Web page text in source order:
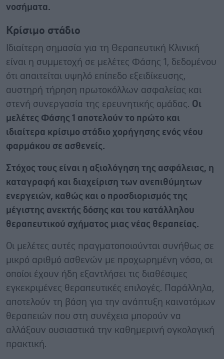
νοσήματα.
Κρίσιμο στάδιο
Ιδιαίτερη σημασία για τη Θεραπευτική Κλινική
είναι η συμμετοχή σε μελέτες Φάσης 1, δεδομένου
ότι απαιτείται υψηλό επίπεδο εξειδίκευσης,
αυστηρή τήρηση πρωτοκόλλων ασφαλείας και
στενή συνεργασία της ερευνητικής ομάδας. Οι
μελέτες Φάσης 1 αποτελούν το πρώτο και
ιδιαίτερα κρίσιμο στάδιο χορήγησης ενός νέου
φαρμάκου σε ασθενείς.
Στόχος τους είναι η αξιολόγηση της ασφάλειας, η
καταγραφή και διαχείριση των ανεπιθύμητων
ενεργειών, καθώς και ο προσδιορισμός της
μέγιστης ανεκτής δόσης και του κατάλληλου
θεραπευτικού σχήματος μιας νέας θεραπείας.
Οι μελέτες αυτές πραγματοποιούνται συνήθως σε
μικρό αριθμό ασθενών με προχωρημένη νόσο, οι
οποίοι έχουν ήδη εξαντλήσει τις διαθέσιμες
εγκεκριμένες θεραπευτικές επιλογές. Παράλληλα,
αποτελούν τη βάση για την ανάπτυξη καινοτόμων
θεραπειών που στη συνέχεια μπορούν να
αλλάξουν ουσιαστικά την καθημερινή ογκολογική
πρακτική.